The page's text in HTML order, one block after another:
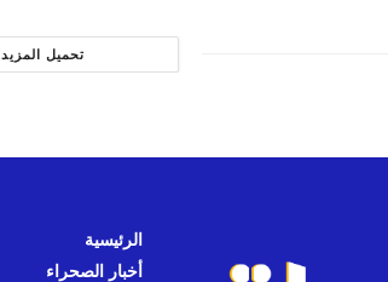
تحميل المزيد
الرئيسية
أخبار الصحراء